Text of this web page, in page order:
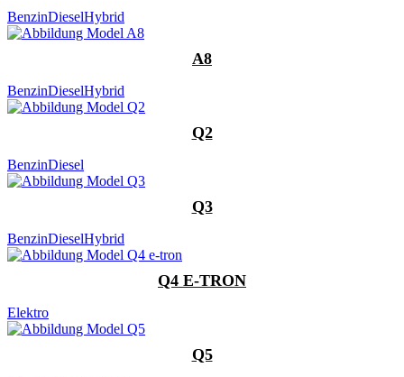
BenzinDieselHybrid
A8
BenzinDieselHybrid
Q2
BenzinDiesel
Q3
BenzinDieselHybrid
Q4 E-TRON
Elektro
Q5